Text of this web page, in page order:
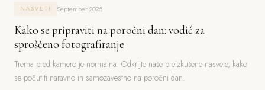
NASVETI September 2025
Kako se pripraviti na poročni dan: vodič za
sproščeno fotografiranje
Trema pred kamero je normalna. Odkrijte naše preizkušene nasvete, kako
se počutiti naravno in samozavestno na poročni dan.